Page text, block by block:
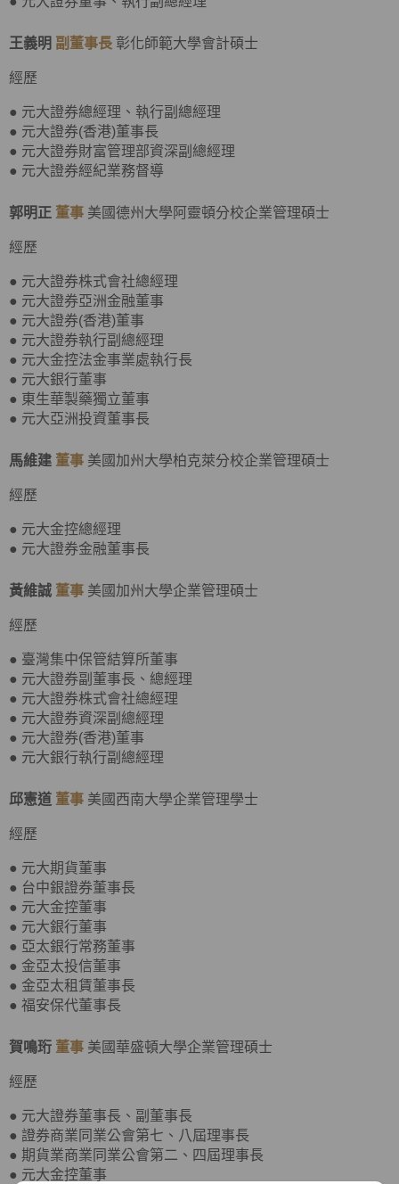
王義明 副董事長 彰化師範大學會計碩士
經歷
● 元大證券總經理、執行副總經理
● 元大證券(香港)董事長
● 元大證券財富管理部資深副總經理
● 元大證券經紀業務督導
郭明正 董事 美國德州大學阿靈頓分校企業管理碩士
經歷
● 元大證券株式會社總經理
● 元大證券亞洲金融董事
● 元大證券(香港)董事
● 元大證券執行副總經理
● 元大金控法金事業處執行長
● 元大銀行董事
● 東生華製藥獨立董事
● 元大亞洲投資董事長
馬維建 董事 美國加州大學柏克萊分校企業管理碩士
經歷
● 元大金控總經理
● 元大證券金融董事長
黃維誠 董事 美國加州大學企業管理碩士
經歷
● 臺灣集中保管結算所董事
● 元大證券副董事長、總經理
● 元大證券株式會社總經理
● 元大證券資深副總經理
● 元大證券(香港)董事
● 元大銀行執行副總經理
邱憲道 董事 美國西南大學企業管理學士
經歷
● 元大期貨董事
● 台中銀證券董事長
● 元大金控董事
● 元大銀行董事
● 亞太銀行常務董事
● 金亞太投信董事
● 金亞太租賃董事長
● 福安保代董事長
賀鳴珩 董事 美國華盛頓大學企業管理碩士
經歷
● 元大證券董事長、副董事長
● 證券商業同業公會第七、八屆理事長
● 期貨業商業同業公會第二、四屆理事長
● 元大金控董事